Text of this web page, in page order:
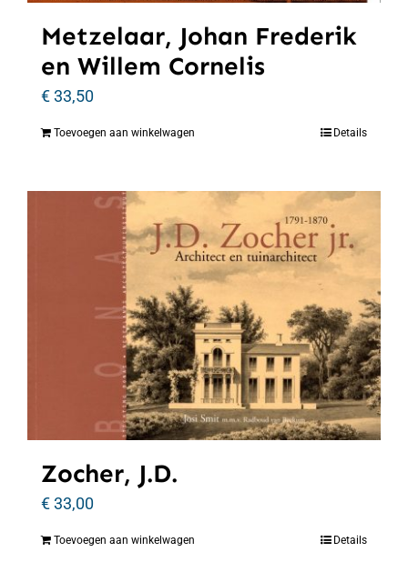
Metzelaar, Johan Frederik
en Willem Cornelis
€33,50
Toevoegen aan winkelwagen Details
Zocher, J.D.
€33,00
Toevoegen aan winkelwagen Details